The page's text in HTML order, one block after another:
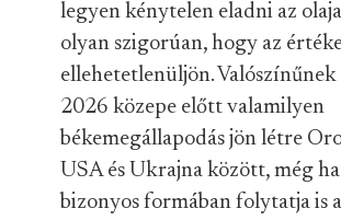
legyen kénytelen eladni az
olyan szigorúan, hogy az
ellehetetlenüljön.
2026 közepe előtt valamilyen
békemegállapodás jön létre
USA és Ukrajna között, még
bizonyos formában folytatja is